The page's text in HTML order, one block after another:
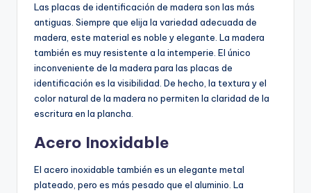
Las placas de identificación de madera son las más
antiguas. Siempre que elija la variedad adecuada de
madera, este material es noble y elegante. La madera
también es muy resistente a la intemperie. El único
inconveniente de la madera para las placas de
identificación es la visibilidad. De hecho, la textura y el
color natural de la madera no permiten la claridad de la
escritura en la plancha.
Acero Inoxidable
El acero inoxidable también es un elegante metal
plateado, pero es más pesado que el aluminio. La